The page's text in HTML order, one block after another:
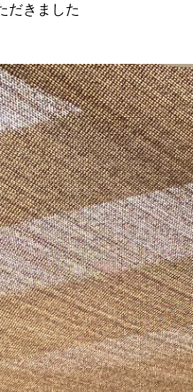
だきました